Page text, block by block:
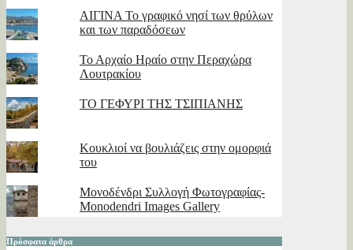
ΑΙΓΙΝΑ Το γραφικό νησί των θρύλων
και των παραδόσεων
Το Αρχαίο Ηραίο στην Περαχώρα
Λουτρακίου
ΤΟ ΓΕΦΥΡΙ ΤΗΣ ΤΣΙΠΙΑΝΗΣ
Κουκλιοί να βουλιάζεις στην ομορφιά
του
Μονοδένδρι Συλλογή Φωτογραφίας-
Monodendri Images Gallery
Πρόσφατα άρθρα